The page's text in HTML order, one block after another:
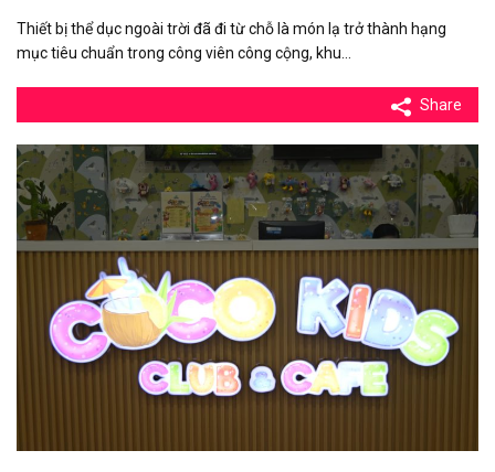
Thiết bị thể dục ngoài trời đã đi từ chỗ là món lạ trở thành hạng
mục tiêu chuẩn trong công viên công cộng, khu…
Share